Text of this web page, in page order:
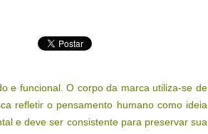
e funcional. O corpo da marca utiliza-se de
refletir o pensamento humano como ideia
e deve ser consistente para preservar sua